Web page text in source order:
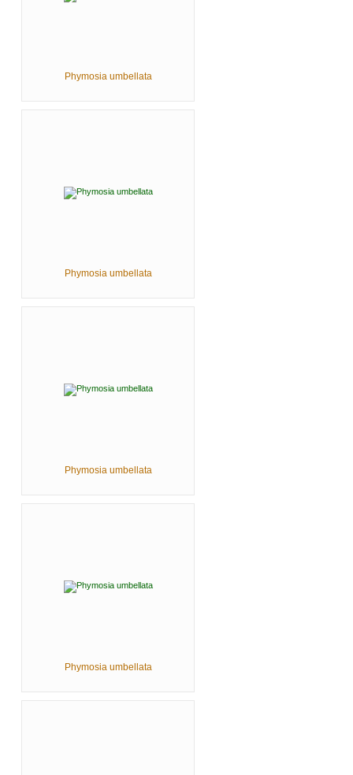
Phymosia umbellata
Phymosia umbellata
Phymosia umbellata
Phymosia umbellata